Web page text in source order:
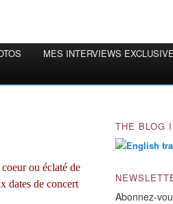
MES INTERVIEWS
ou éclaté de
dates de concert
THE BLOG
Abonnez-